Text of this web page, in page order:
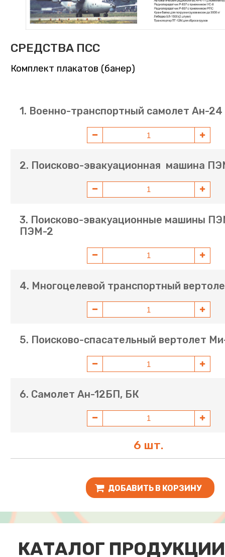
СРЕДСТВА ПСС
Комплект плакатов (банер)
1. Военно-транспортный самолет Ан-
2. Поисково-эвакуационная машина
3. Поисково-эвакуационные машины
ПЭМ-2
4. Многоцелевой транспортный
5. Поисково-спасательный вертолет
6. Самолет Ан-12БП, БК
6 шт.
ДОБАВИТЬ В КОРЗИНУ
КАТАЛОГ ПРОДУКЦИИ